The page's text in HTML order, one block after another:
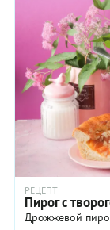
РЕЦЕПТ
Пирог с
Дрожжевой